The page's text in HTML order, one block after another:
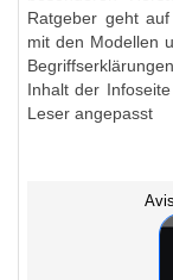
Ratgeber geht
mit den Modellen
Inhalt der
Leser angepasst